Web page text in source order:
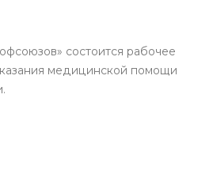
состоится рабочее
медицинской помощи